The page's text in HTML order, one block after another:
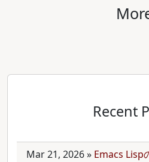
Recent
Mar 21, 2026» Emacs